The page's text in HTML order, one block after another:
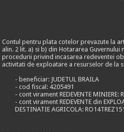
Contul pentru plata cotelor prevazute la
alin. 2 lit. a) si b) din Hotararea
procedurii privind incasarea redeventei
activitati de exploatare a resurselor de la
- beneficiar: JUDETUL BRAILA
- cod fiscal: 4205491
- cont virament REDEVENTE MINIERE:
- cont virament REDEVENTE din
DESTINATIE AGRICOLA: